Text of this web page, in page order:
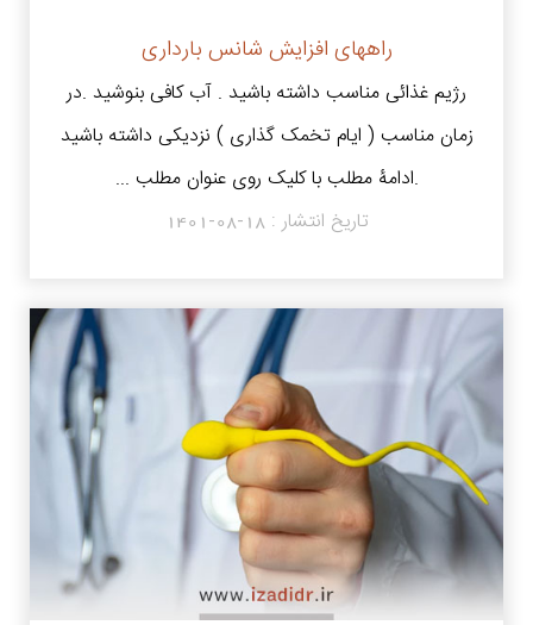
راههای افزایش شانس بارداری
رژیم غذائی مناسب داشته باشید . آب کافی بنوشید .در
زمان مناسب ( ایام تخمک گذاری ) نزدیکی داشته باشید
.ادامۀ مطلب با کلیک روی عنوان مطلب ...
تاریخ انتشار :1401-08-18